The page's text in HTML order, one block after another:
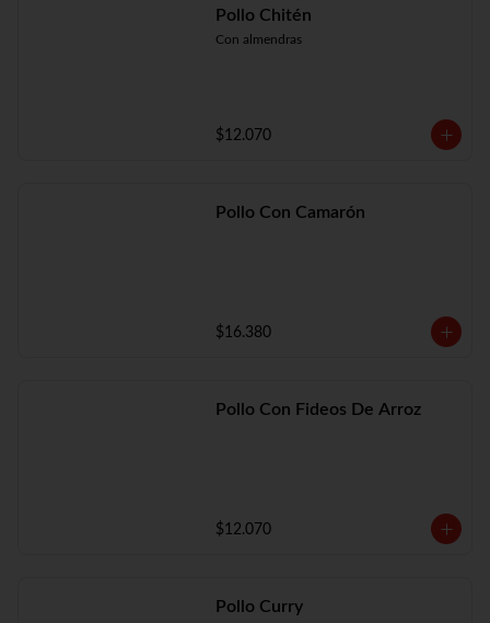
Pollo Chitén
Con almendras
$12.070
Pollo Con Camarón
$16.380
Pollo Con Fideos De Arroz
$12.070
Pollo Curry